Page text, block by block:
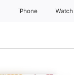
iPhone Watch